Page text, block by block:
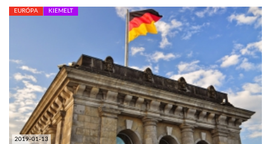
TROPICALMAGAZIN
GLOBOTV
AFRIKA TUDÁSTÁR
2019-01-13
EURÓPA KIEMELT